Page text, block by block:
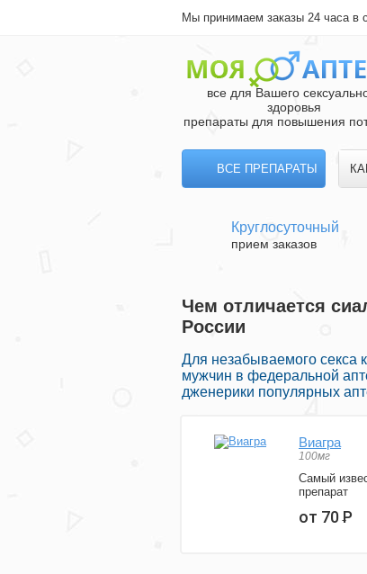
Мы принимаем заказы 24 часа в
все для Вашего
здоровья
препараты для повышения
ВСЕ ПРЕПАРАТЫ
Круглосуточный
прием заказов
Чем отличается
России
Для незабываемого секса
мужчин в федеральной
дженерики популярных
Виагра
100мг
Самый
препарат
от 70Р